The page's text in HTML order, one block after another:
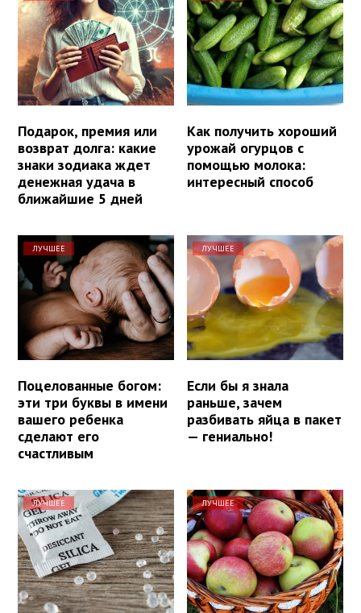
Подарок, премия или
возврат долга: какие
знаки зодиака ждет
денежная удача в
ближайшие 5 дней
Как получить хороший
урожай огурцов с
помощью молока:
интересный способ
ЛУЧШЕЕ
Поцелованные богом:
эти три буквы в имени
вашего ребенка
сделают его
счастливым
ЛУЧШЕЕ
Если бы я знала
раньше, зачем
разбивать яйца в пакет
— гениально!
ЛУЧШЕЕ ЛУЧШЕЕ